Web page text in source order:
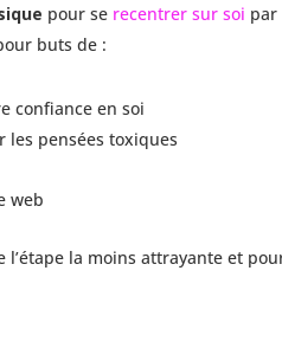
pour se recentrer sur soi par
buts de :
confiance en soi
les pensées toxiques
web
l’étape la moins attrayante et